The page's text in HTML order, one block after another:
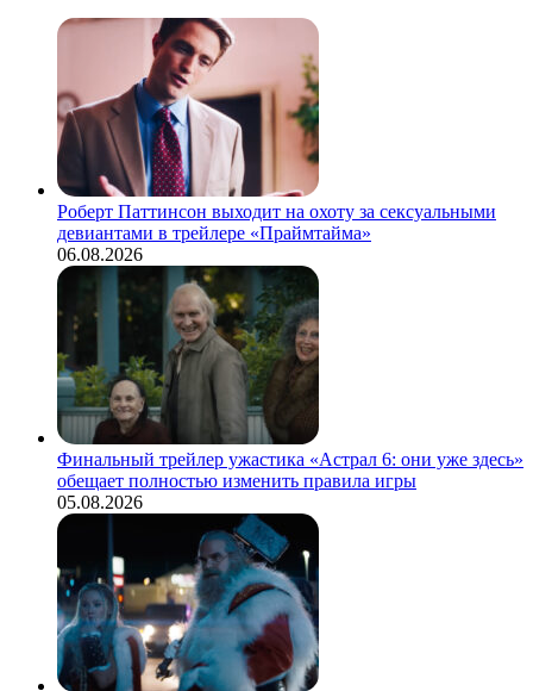
Роберт Паттинсон выходит на охоту за сексуальными
девиантами в трейлере «Праймтайма»
06.08.2026
Финальный трейлер ужастика «Астрал 6: они уже здесь»
обещает полностью изменить правила игры
05.08.2026